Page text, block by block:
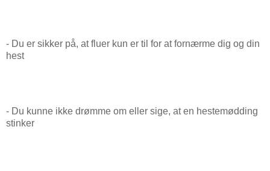
- Du er sikker på, at fluer kun er til for at fornærme dig og din
hest
- Du kunne ikke drømme om eller sige, at en hestemødding
stinker